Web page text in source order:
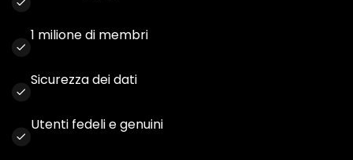
1 milione di membri
Sicurezza dei dati
Utenti fedeli e genuini